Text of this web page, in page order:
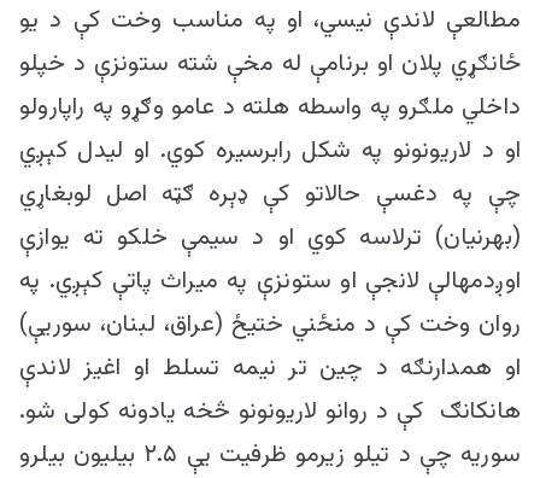
مطالعې لاندې نیسي، او په مناسب وخت کې د یو
ځانګړي پلان او برنامې له مخې شته ستونزې د خپلو
داخلي ملګرو په واسطه هلته د عامو وګړو په راپارولو
او د لاریونونو په شکل رابرسیره کوي. او لیدل کېږي
چې په دغسې حالاتو کې ډېره ګټه اصل لوبغاړي
(بهرنیان) ترلاسه کوي او د سیمې خلکو ته یوازې
اوږدمهالې لانجې او ستونزې په میراث پاتې کېږي. په
روان وخت کې د منځني ختیځ (عراق، لبنان، سوریې)
او همدارنګه د چین تر نیمه تسلط او اغیز لاندې
هانکانګ کې د روانو لاریونونو څخه یادونه کولی شو.
سوریه چې د تیلو زیرمو ظرفیت یې ۲.۵ بیلیون بیلرو